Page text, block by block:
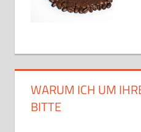
WARUM ICH UM
BITTE